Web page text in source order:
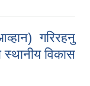
गरिरहनु
स्थानीय विकास